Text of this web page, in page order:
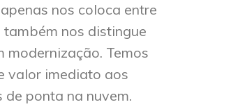
nos coloca entre
nos distingue
modernização. Temos
valor imediato aos
ponta na nuvem.